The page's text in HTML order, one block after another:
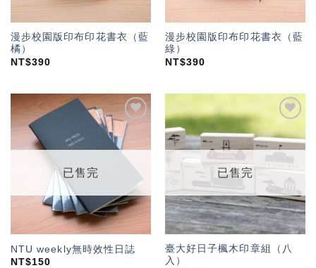
漫步校園版印布印花書衣（藍
橘）
NT$390
漫步校園版印布印花書衣（藍
綠）
NT$390
加入
望輕
單」
已售完
NTU weekly無時效性日誌
NT$150
「願
望輕
單」
已售完
臺大好日子楓木印章組（八
入）